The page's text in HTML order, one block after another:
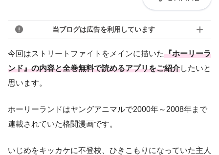
当ブログは広告を利用しています
今回はストリートファイトをメインに描いた『ホーリーラ
ンド』の内容と全巻無料で読めるアプリをご紹介したいと
思います。
ホーリーランドはヤングアニマルで2000年～2008年まで
連載されていた格闘漫画です。
いじめをキッカケに不登校、ひきこもりになっていた主人